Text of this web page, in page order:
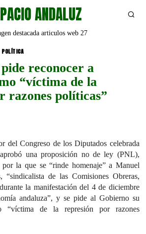
ANDALUZ
POLÍTICA
reconocer a
“víctima de la
razones políticas”
del Congreso de los Diputados celebrada
una proposición no de ley (PNL),
por la que se “rinde homenaje” a Manuel
“sindicalista de las Comisiones Obreras,
la manifestación del 4 de diciembre
andaluza”, y se pide al Gobierno su
“víctima de la represión por razones